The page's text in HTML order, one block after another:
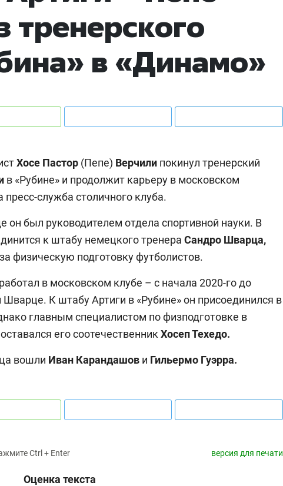
тренерского
в «Динамо»
Хосе Пастор (Пепе) Верчили покинул тренерский
в «Рубине» и продолжит карьеру в московском
служба столичного клуба.
он был руководителем отдела спортивной науки. В
к штабу немецкого тренера Сандро Шварца,
физическую подготовку футболистов.
в московском клубе – с начала 2020-го до
Шварце. К штабу Артиги в «Рубине» он присоединился в
главным специалистом по физподготовке в
его соотечественник Хосеп Техедо.
вошли Иван Карандашов и Гильермо Гуэрра.
Ctrl + Enter версия для печати
Оценка текста